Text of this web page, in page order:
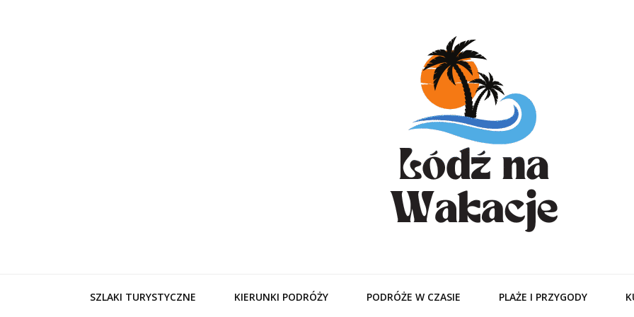
SZLAKI TURYSTYCZNE KIERUNKI PODRÓŻY PODRÓŻE W CZASIE PLAŻE I PRZYGODY